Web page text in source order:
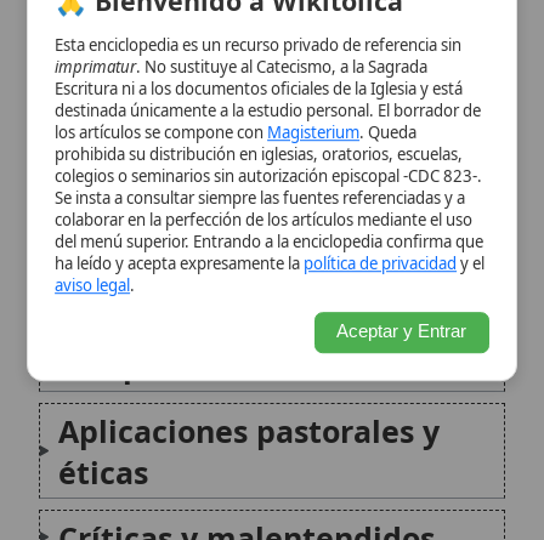
Iglesia
Concepto de
complementariedad
Aplicaciones pastorales y
éticas
Críticas y malentendidos
Citas y referencias
Modificado el 23 de octubre de 2025 •
artículo
del menú superior. Entrando a la enciclopedia confirma que
ha leído y acepta expresamente lapolítica de privacidady el
aviso legal.
Aceptar y Entrar